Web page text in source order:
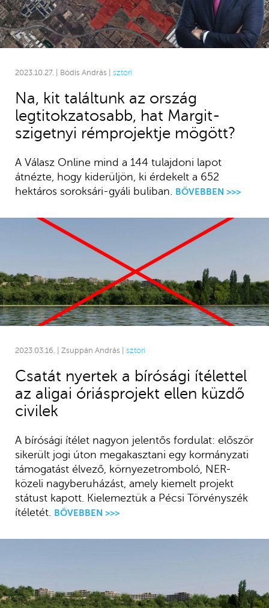
2023.10.27. | Bódis András | sztori
Na, kit találtunk az ország
legtitokzatosabb, hat Margit-
szigetnyi rémprojektje mögött?
A Válasz Online mind a 144 tulajdoni lapot
átnézte, hogy kiderüljön, ki érdekelt a 652
hektáros soroksári-gyáli buliban. BŐVEBBEN >>>
2023.03.16. | Zsuppán András | sztori
Csatát nyertek a bírósági ítélettel
az aligai óriásprojekt ellen küzdő
civilek
A bírósági ítélet nagyon jelentős fordulat: először
sikerült jogi úton megakasztani egy kormányzati
támogatást élvező, környezetromboló, NER-
közeli nagyberuházást, amely kiemelt projekt
státust kapott. Kielemeztük a Pécsi Törvényszék
ítéletét.
BŐVEBBEN >>>